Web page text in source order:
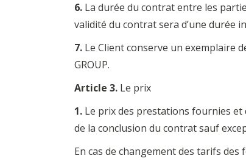
6. La durée du contrat entre les
validité du contrat sera d’une durée
7. Le Client conserve un exemplaire
GROUP.
Article 3. Le prix
1. Le prix des prestations fournies et
de la conclusion du contrat sauf
En cas de changement des tarifs